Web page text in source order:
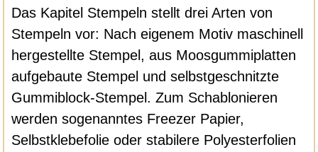
Das Kapitel Stempeln stellt drei Arten von
Stempeln vor: Nach eigenem Motiv maschinell
hergestellte Stempel, aus Moosgummiplatten
aufgebaute Stempel und selbstgeschnitzte
Gummiblock-Stempel. Zum Schablonieren
werden sogenanntes Freezer Papier,
Selbstklebefolie oder stabilere Polyesterfolien